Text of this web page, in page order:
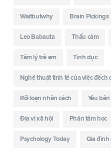
Waitbutwhy Brain Pickings
Leo Babauta Thấu cảm
Tâm lý trẻ em Tình dục
Nghệ thuật tinh tê của việc đếch
Rối loạn nhân cách Yêu
Địa vị xã hội Phân tâm học
Psychology Today Gia đình